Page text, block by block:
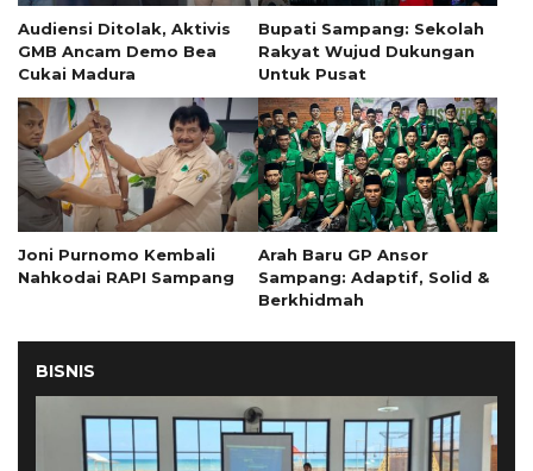
Audiensi Ditolak, Aktivis
GMB Ancam Demo Bea
Cukai Madura
Bupati Sampang: Sekolah
Rakyat Wujud Dukungan
Untuk Pusat
Joni Purnomo Kembali
Nahkodai RAPI Sampang
Arah Baru GP Ansor
Sampang: Adaptif, Solid &
Berkhidmah
BISNIS